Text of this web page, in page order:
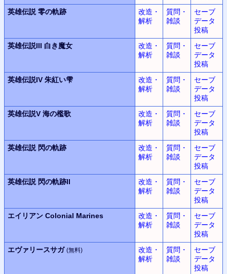
英雄伝説 零の軌跡
改造・
解析
質問・
雑談
セーブ
データ
投稿
英雄伝説III 白き魔女
改造・
解析
質問・
雑談
セーブ
データ
投稿
英雄伝説IV 朱紅い雫
改造・
解析
質問・
雑談
セーブ
データ
投稿
英雄伝説V 海の檻歌
改造・
解析
質問・
雑談
セーブ
データ
投稿
英雄伝説 閃の軌跡
改造・
解析
質問・
雑談
セーブ
データ
投稿
英雄伝説 閃の軌跡II
改造・
解析
質問・
雑談
セーブ
データ
投稿
エイリアン Colonial Marines
改造・
解析
質問・
雑談
セーブ
データ
投稿
エヴァリースサガ (無料)
改造・
解析
質問・
雑談
セーブ
データ
投稿